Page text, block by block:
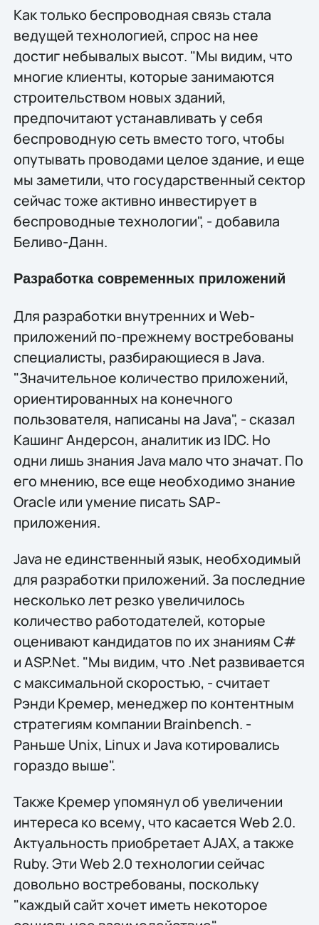
Как только беспроводная связь стала
ведущей технологией, спрос на нее
достиг небывалых высот. "Мы видим, что
многие клиенты, которые занимаются
строительством новых зданий,
предпочитают устанавливать у себя
беспроводную сеть вместо того, чтобы
опутывать проводами целое здание, и еще
мы заметили, что государственный сектор
сейчас тоже активно инвестирует в
беспроводные технологии", - добавила
Беливо-Данн.
Разработка современных приложений
Для разработки внутренних и Web-
приложений по-прежнему востребованы
специалисты, разбирающиеся в Java.
"Значительное количество приложений,
ориентированных на конечного
пользователя, написаны на Java", - сказал
Кашинг Андерсон, аналитик из IDC. Но
одни лишь знания Java мало что значат. По
его мнению, все еще необходимо знание
Oracle или умение писать SAP-
приложения.
Java не единственный язык, необходимый
для разработки приложений. За последние
несколько лет резко увеличилось
количество работодателей, которые
оценивают кандидатов по их знаниям C#
и ASP.Net. "Мы видим, что .Net развивается
с максимальной скоростью, - считает
Рэнди Кремер, менеджер по контентным
стратегиям компании Brainbench. -
Раньше Unix, Linux и Java котировались
гораздо выше".
Также Кремер упомянул об увеличении
интереса ко всему, что касается Web 2.0.
Актуальность приобретает AJAX, а также
Ruby. Эти Web 2.0 технологии сейчас
довольно востребованы, поскольку
"каждый сайт хочет иметь некоторое